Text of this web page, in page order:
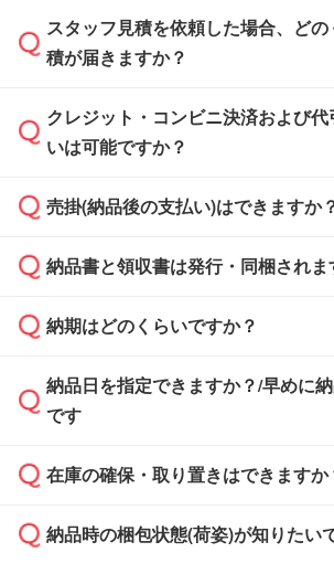
可能です。見積・注文フォームに
まま進む』ボタンからお進みのう
スタッフ見積を依頼した場合、ど
積が届きますか？
通常、翌営業日までにお送りして
雑状況によっては、お時間をいた
依頼いただいた場合は、翌営業日
クレジット・コンビニ決済および
いは可能ですか？
銀行振込のみのご対応となります
売掛(納品後の支払い)はできますか
基本的には先入金をお願いしてお
どの場合は、月末締め翌月末払い
また、卒業・卒園記念品で対策委
校や幼稚園・保育園であれば、同
ご希望の際は担当スタッフまでお
ください。
納品書と領収書は発行・同梱されま
納品書・領収書は ご依頼をいただ
ず、通常はPDFデータをメール添
ます。
たは注文フォームの『ご注文に関
納期はどのくらいですか？
・印刷する場合(500個程度)
ご入金、イメージ画像の校了から
ご入金確認後、1～2営業日で出荷
納品日を指定できますか？/早めに
です
ご希望の納期がある場合は、お問
い。
在庫の確保・取り置きはできますか
ご入金確認後に在庫を確保し、注
納品時の梱包状態(荷姿)が知りたい